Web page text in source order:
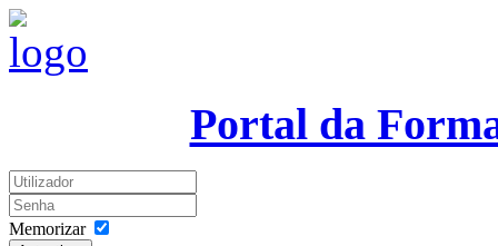
Portal da
Memorizar